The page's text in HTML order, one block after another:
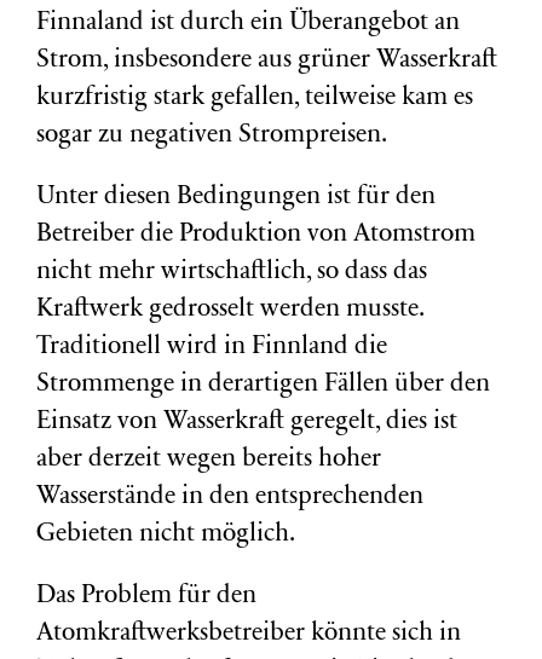
Finnaland ist durch ein Überangebot an
Strom, insbesondere aus grüner Wasserkraft
kurzfristig stark gefallen, teilweise kam es
sogar zu negativen Strompreisen.
Unter diesen Bedingungen ist für den
Betreiber die Produktion von Atomstrom
nicht mehr wirtschaftlich, so dass das
Kraftwerk gedrosselt werden musste.
Traditionell wird in Finnland die
Strommenge in derartigen Fällen über den
Einsatz von Wasserkraft geregelt, dies ist
aber derzeit wegen bereits hoher
Wasserstände in den entsprechenden
Gebieten nicht möglich.
Das Problem für den
Atomkraftwerksbetreiber könnte sich in